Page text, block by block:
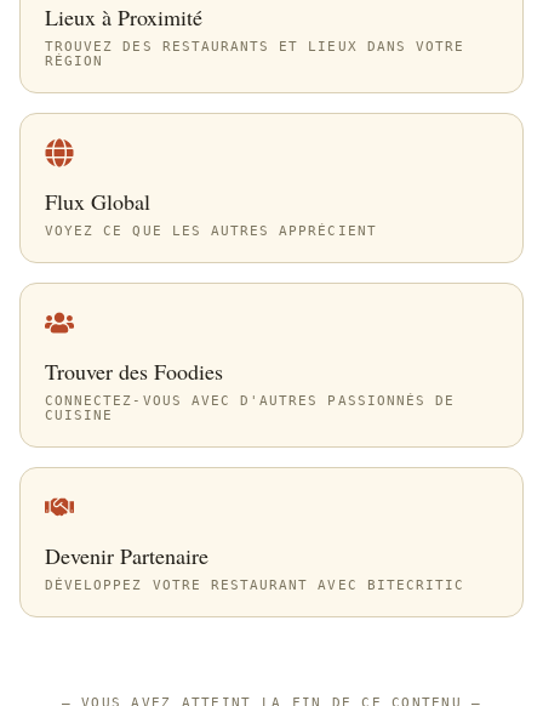
Lieux à Proximité
TROUVEZ DES RESTAURANTS ET LIEUX DANS VOTRE
RÉGION
Flux Global
VOYEZ CE QUE LES AUTRES APPRÉCIENT
Trouver des Foodies
CONNECTEZ-VOUS AVEC D'AUTRES PASSIONNÉS DE
CUISINE
Devenir Partenaire
DÉVELOPPEZ VOTRE RESTAURANT AVEC BITECRITIC
—VOUS AVEZ ATTEINT LA FIN DE CE CONTENU —